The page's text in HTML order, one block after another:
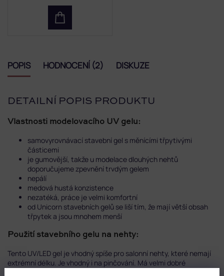
POPIS HODNOCENÍ (2) DISKUZE
DETAILNÍ POPIS PRODUKTU
Vlastnosti modelovacího UV gelu:
samovyrovnávací stavební gel s měnícími třpytivými
částicemi
je gumovější, takže u modelace dlouhých nehtů
doporučujeme zpevnění trvdým gelem
nepálí
medová hustá konzistence
nezatéká, práce je velmi komfortní
od Unicorn stavebních gelů se liší tím, že mají větší obsah
třpytek a jsou mnohem menší
Použití stavebního gelu na nehty:
Tento UV/LED gel je vhodný spíše pro salonní nehty, které nemají
extrémní délku. Je vhodný i na pinčování. Má velmi dobré